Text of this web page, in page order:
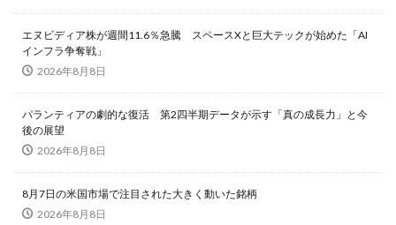
エヌビディア株が週間11.6％急騰 スペースXと巨大テックが始めた「AI
インフラ争奪戦」
2026年8月8日
パランティアの劇的な復活 第2四半期データが示す「真の成長力」と今
後の展望
2026年8月8日
8月7日の米国市場で注目された大きく動いた銘柄
2026年8月8日